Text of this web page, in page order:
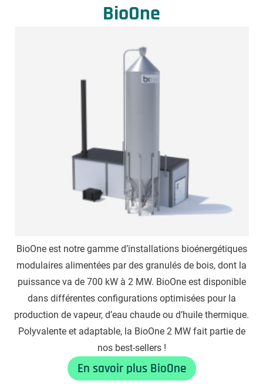
BioOne
BioOne est notre gamme d’installations bioénergétiques
modulaires alimentées par des granulés de bois, dont la
puissance va de 700 kW à 2 MW. BioOne est disponible
dans différentes configurations optimisées pour la
production de vapeur, d’eau chaude ou d’huile thermique.
Polyvalente et adaptable, la BioOne 2 MW fait partie de
nos best-sellers !
En savoir plus BioOne